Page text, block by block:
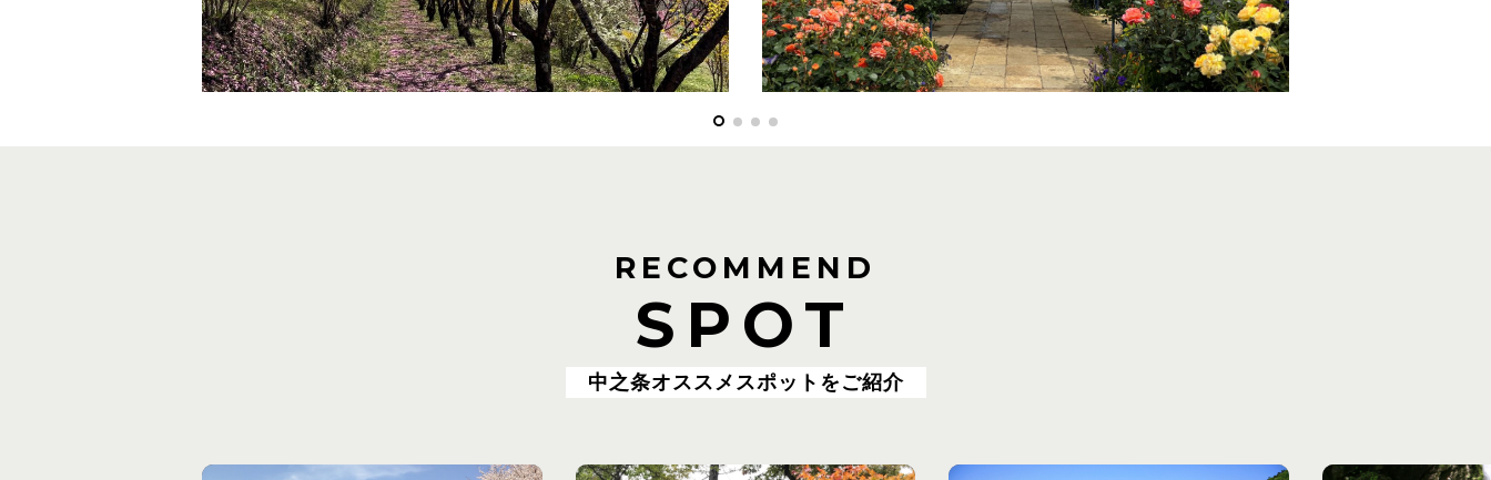
RECOMMEND
SPOT
中之条オススメスポットをご紹介